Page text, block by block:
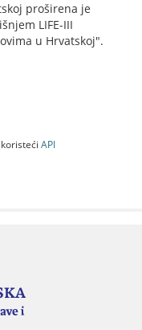
proširena je
LIFE-III
u Hrvatskoj".
API